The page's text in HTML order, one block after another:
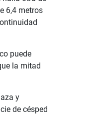
6,4 metros
puede
la mitad
y
de césped